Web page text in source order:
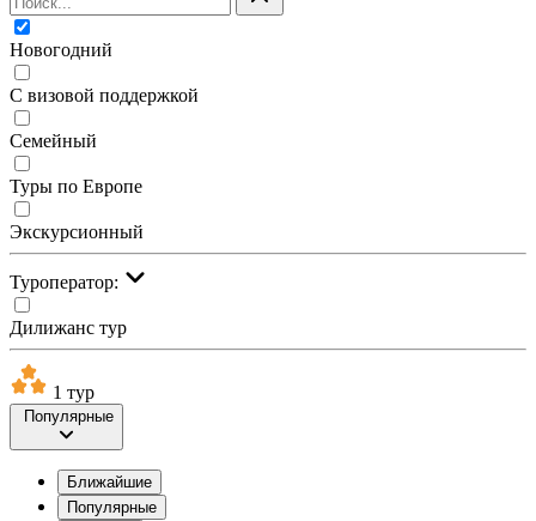
Новогодний
С визовой поддержкой
Семейный
Туры по Европе
Экскурсионный
Туроператор:
Дилижанс тур
1 тур
Популярные
Ближайшие
Популярные